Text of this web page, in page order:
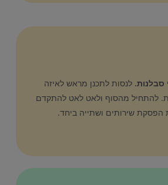
סבלנות. לנסות לתכנן מראש לאיזה
להתחיל מהסוף ולאט לאט להתקדם
הפסקת שירותים ושתייה ביחד.